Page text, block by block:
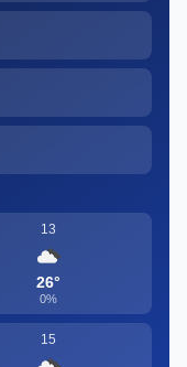
13
26°
0%
15